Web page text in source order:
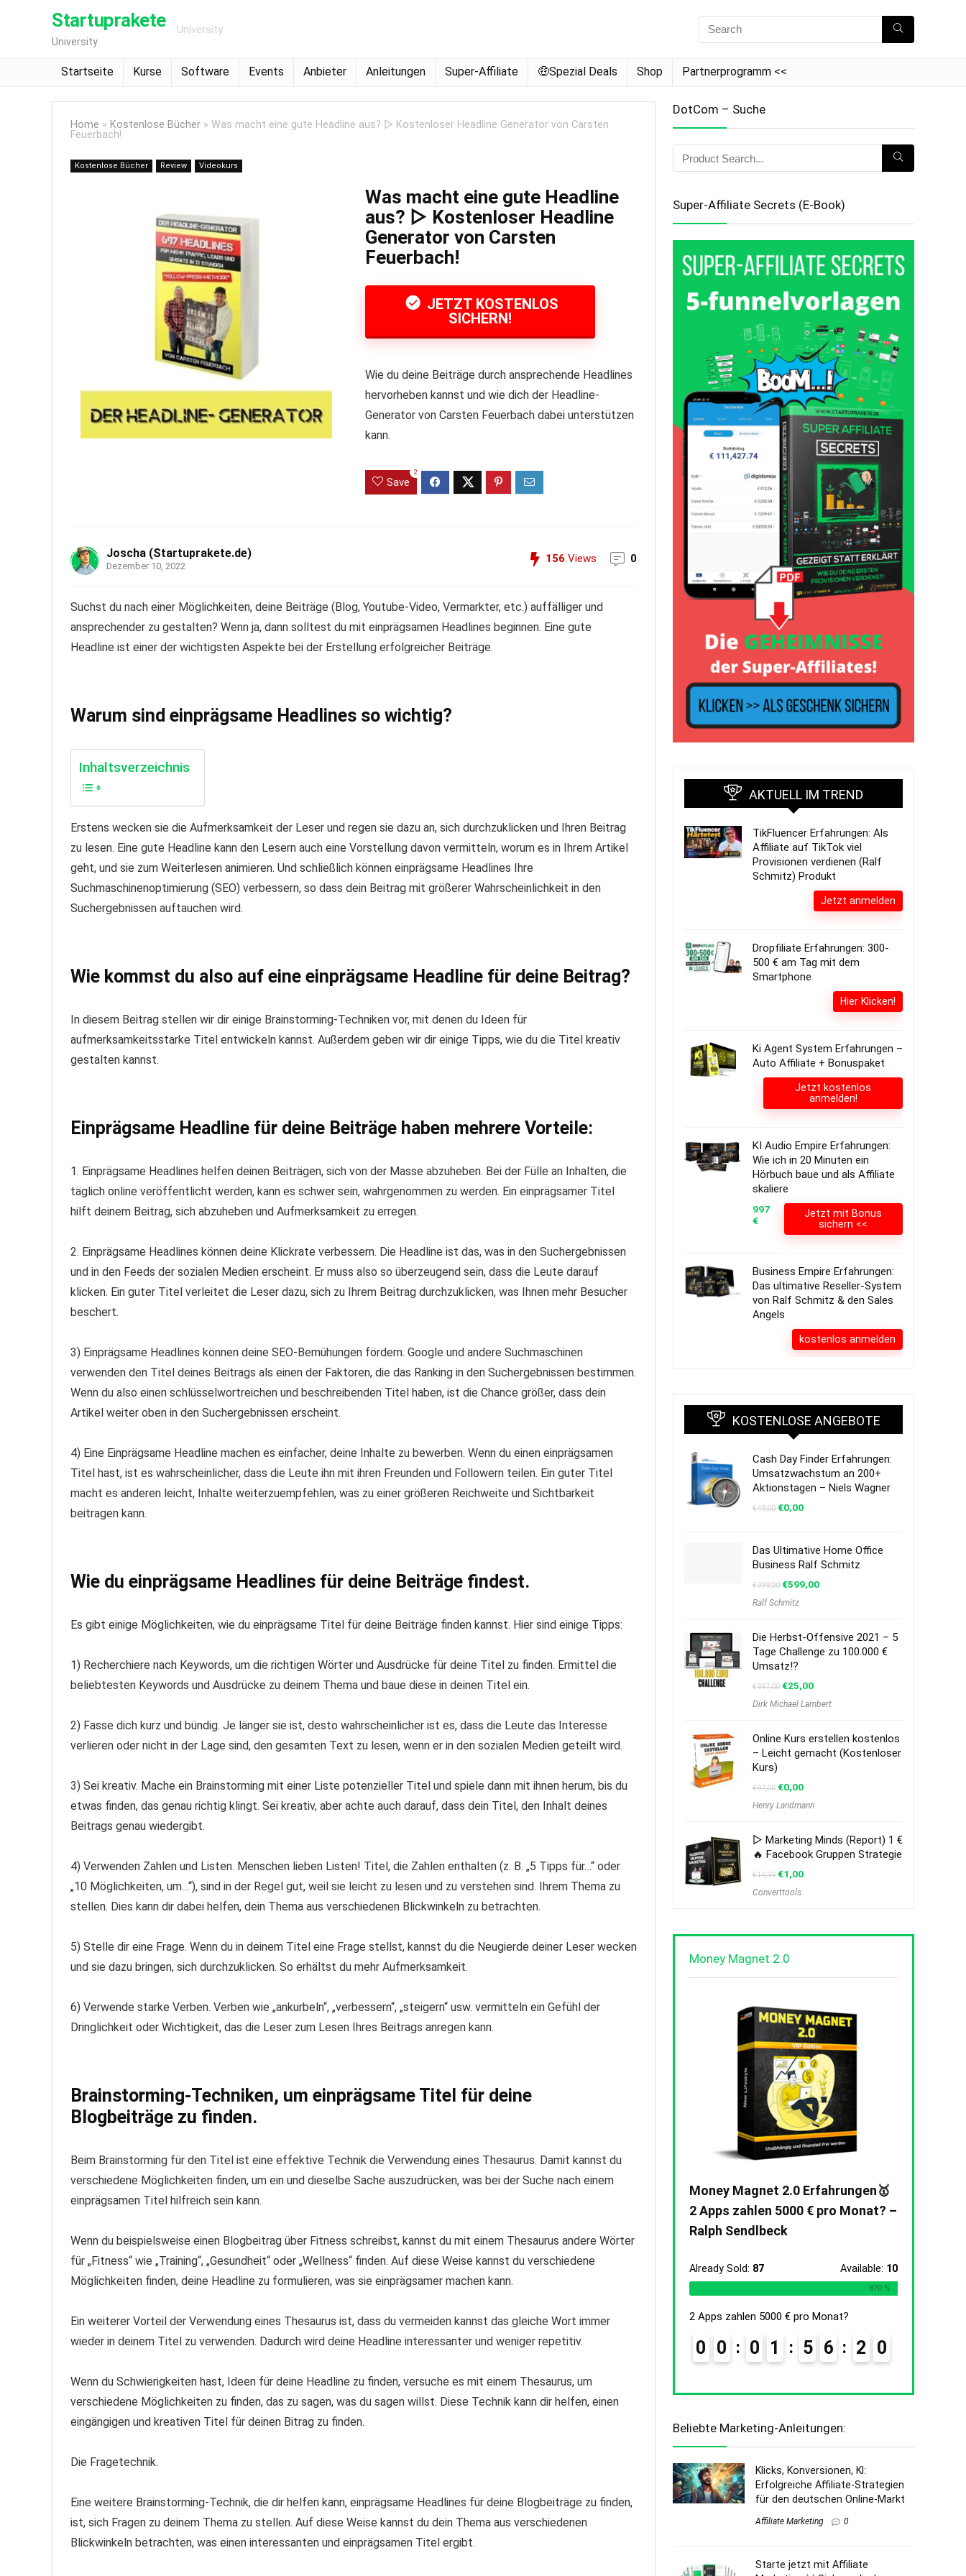
Startuprakete
University
University
Startseite Kurse Software Events Anbieter Anleitungen Super-Affiliate 🤑Spezial Deals Shop Partnerprogramm <<
Home » Kostenlose Bücher » Was macht eine gute Headline aus? ▷ Kostenloser Headline Generator von Carsten
Feuerbach!
Kostenlose Bücher Review Videokurs
Was macht eine gute Headline
aus? ▷ Kostenloser Headline
Generator von Carsten
Feuerbach!
JETZT KOSTENLOS
SICHERN!
Wie du deine Beiträge durch ansprechende Headlines
hervorheben kannst und wie dich der Headline-
Generator von Carsten Feuerbach dabei unterstützen
kann.
Save
2
Joscha (Startuprakete.de)
Dezember 10, 2022
156 Views 0
Suchst du nach einer Möglichkeiten, deine Beiträge (Blog, Youtube-Video, Vermarkter, etc.) auffälliger und
ansprechender zu gestalten? Wenn ja, dann solltest du mit einprägsamen Headlines beginnen. Eine gute
Headline ist einer der wichtigsten Aspekte bei der Erstellung erfolgreicher Beiträge.
Warum sind einprägsame Headlines so wichtig?
Inhaltsverzeichnis
Erstens wecken sie die Aufmerksamkeit der Leser und regen sie dazu an, sich durchzuklicken und Ihren Beitrag
zu lesen. Eine gute Headline kann den Lesern auch eine Vorstellung davon vermitteln, worum es in Ihrem Artikel
geht, und sie zum Weiterlesen animieren. Und schließlich können einprägsame Headlines Ihre
Suchmaschinenoptimierung (SEO) verbessern, so dass dein Beitrag mit größerer Wahrscheinlichkeit in den
Suchergebnissen auftauchen wird.
Wie kommst du also auf eine einprägsame Headline für deine Beitrag?
In diesem Beitrag stellen wir dir einige Brainstorming-Techniken vor, mit denen du Ideen für
aufmerksamkeitsstarke Titel entwickeln kannst. Außerdem geben wir dir einige Tipps, wie du die Titel kreativ
gestalten kannst.
Einprägsame Headline für deine Beiträge haben mehrere Vorteile:
1. Einprägsame Headlines helfen deinen Beiträgen, sich von der Masse abzuheben. Bei der Fülle an Inhalten, die
täglich online veröffentlicht werden, kann es schwer sein, wahrgenommen zu werden. Ein einprägsamer Titel
hilft deinem Beitrag, sich abzuheben und Aufmerksamkeit zu erregen.
2. Einprägsame Headlines können deine Klickrate verbessern. Die Headline ist das, was in den Suchergebnissen
und in den Feeds der sozialen Medien erscheint. Er muss also so überzeugend sein, dass die Leute darauf
klicken. Ein guter Titel verleitet die Leser dazu, sich zu Ihrem Beitrag durchzuklicken, was Ihnen mehr Besucher
beschert.
3) Einprägsame Headlines können deine SEO-Bemühungen fördern. Google und andere Suchmaschinen
verwenden den Titel deines Beitrags als einen der Faktoren, die das Ranking in den Suchergebnissen bestimmen.
Wenn du also einen schlüsselwortreichen und beschreibenden Titel haben, ist die Chance größer, dass dein
Artikel weiter oben in den Suchergebnissen erscheint.
4) Eine Einprägsame Headline machen es einfacher, deine Inhalte zu bewerben. Wenn du einen einprägsamen
Titel hast, ist es wahrscheinlicher, dass die Leute ihn mit ihren Freunden und Followern teilen. Ein guter Titel
macht es anderen leicht, Inhalte weiterzuempfehlen, was zu einer größeren Reichweite und Sichtbarkeit
beitragen kann.
Wie du einprägsame Headlines für deine Beiträge findest.
Es gibt einige Möglichkeiten, wie du einprägsame Titel für deine Beiträge finden kannst. Hier sind einige Tipps:
1) Recherchiere nach Keywords, um die richtigen Wörter und Ausdrücke für deine Titel zu finden. Ermittel die
beliebtesten Keywords und Ausdrücke zu deinem Thema und baue diese in deinen Titel ein.
2) Fasse dich kurz und bündig. Je länger sie ist, desto wahrscheinlicher ist es, dass die Leute das Interesse
verlieren oder nicht in der Lage sind, den gesamten Text zu lesen, wenn er in den sozialen Medien geteilt wird.
3) Sei kreativ. Mache ein Brainstorming mit einer Liste potenzieller Titel und spiele dann mit ihnen herum, bis du
etwas finden, das genau richtig klingt. Sei kreativ, aber achte auch darauf, dass dein Titel, den Inhalt deines
Beitrags genau wiedergibt.
4) Verwenden Zahlen und Listen. Menschen lieben Listen! Titel, die Zahlen enthalten (z. B. „5 Tipps für…“ oder
„10 Möglichkeiten, um…“), sind in der Regel gut, weil sie leicht zu lesen und zu verstehen sind. Ihrem Thema zu
stellen. Dies kann dir dabei helfen, dein Thema aus verschiedenen Blickwinkeln zu betrachten.
5) Stelle dir eine Frage. Wenn du in deinem Titel eine Frage stellst, kannst du die Neugierde deiner Leser wecken
und sie dazu bringen, sich durchzuklicken. So erhältst du mehr Aufmerksamkeit.
6) Verwende starke Verben. Verben wie „ankurbeln“, „verbessern“, „steigern“ usw. vermitteln ein Gefühl der
Dringlichkeit oder Wichtigkeit, das die Leser zum Lesen Ihres Beitrags anregen kann.
Brainstorming-Techniken, um einprägsame Titel für deine
Blogbeiträge zu finden.
Beim Brainstorming für den Titel ist eine effektive Technik die Verwendung eines Thesaurus. Damit kannst du
verschiedene Möglichkeiten finden, um ein und dieselbe Sache auszudrücken, was bei der Suche nach einem
einprägsamen Titel hilfreich sein kann.
Wenn du beispielsweise einen Blogbeitrag über Fitness schreibst, kannst du mit einem Thesaurus andere Wörter
für „Fitness“ wie „Training“, „Gesundheit“ oder „Wellness“ finden. Auf diese Weise kannst du verschiedene
Möglichkeiten finden, deine Headline zu formulieren, was sie einprägsamer machen kann.
Ein weiterer Vorteil der Verwendung eines Thesaurus ist, dass du vermeiden kannst das gleiche Wort immer
wieder in deinem Titel zu verwenden. Dadurch wird deine Headline interessanter und weniger repetitiv.
Wenn du Schwierigkeiten hast, Ideen für deine Headline zu finden, versuche es mit einem Thesaurus, um
verschiedene Möglichkeiten zu finden, das zu sagen, was du sagen willst. Diese Technik kann dir helfen, einen
eingängigen und kreativen Titel für deinen Bitrag zu finden.
Die Fragetechnik.
Eine weitere Brainstorming-Technik, die dir helfen kann, einprägsame Headlines für deine Blogbeiträge zu finden,
ist, sich Fragen zu deinem Thema zu stellen. Auf diese Weise kannst du dein Thema aus verschiedenen
Blickwinkeln betrachten, was einen interessanten und einprägsamen Titel ergibt.
DotCom – Suche
Super-Affiliate Secrets (E-Book)
AKTUELL IM TREND
TikFluencer Erfahrungen: Als
Affiliate auf TikTok viel
Provisionen verdienen (Ralf
Schmitz) Produkt
Jetzt anmelden
Dropfiliate Erfahrungen: 300-
500 € am Tag mit dem
Smartphone
Hier Klicken!
Ki Agent System Erfahrungen –
Auto Affiliate + Bonuspaket
Jetzt kostenlos
anmelden!
KI Audio Empire Erfahrungen:
Wie ich in 20 Minuten ein
Hörbuch baue und als Affiliate
skaliere
997
€
Jetzt mit Bonus
sichern <<
Business Empire Erfahrungen:
Das ultimative Reseller-System
von Ralf Schmitz & den Sales
Angels
kostenlos anmelden
KOSTENLOSE ANGEBOTE
Cash Day Finder Erfahrungen:
Umsatzwachstum an 200+
Aktionstagen – Niels Wagner
€49,00 €0,00
Das Ultimative Home Office
Business Ralf Schmitz
€999,00 €599,00
Ralf Schmitz
Die Herbst-Offensive 2021 – 5
Tage Challenge zu 100.000 €
Umsatz!?
€997,00 €25,00
Dirk Michael Lambert
Online Kurs erstellen kostenlos
– Leicht gemacht (Kostenloser
Kurs)
€97,00 €0,00
Henry Landmann
▷ Marketing Minds (Report) 1 €
🔥 Facebook Gruppen Strategie
€19,99 €1,00
Converttools
Money Magnet 2.0
Money Magnet 2.0 Erfahrungen🥇
2 Apps zahlen 5000 € pro Monat? –
Ralph Sendlbeck
Already Sold: 87 Available: 10
870 %
2 Apps zahlen 5000 € pro Monat?
0 0 0 1 5 6 1 9
Beliebte Marketing-Anleitungen:
Klicks, Konversionen, KI:
Erfolgreiche Affiliate-Strategien
für den deutschen Online-Markt
Affiliate Marketing 0
Starte jetzt mit Affiliate